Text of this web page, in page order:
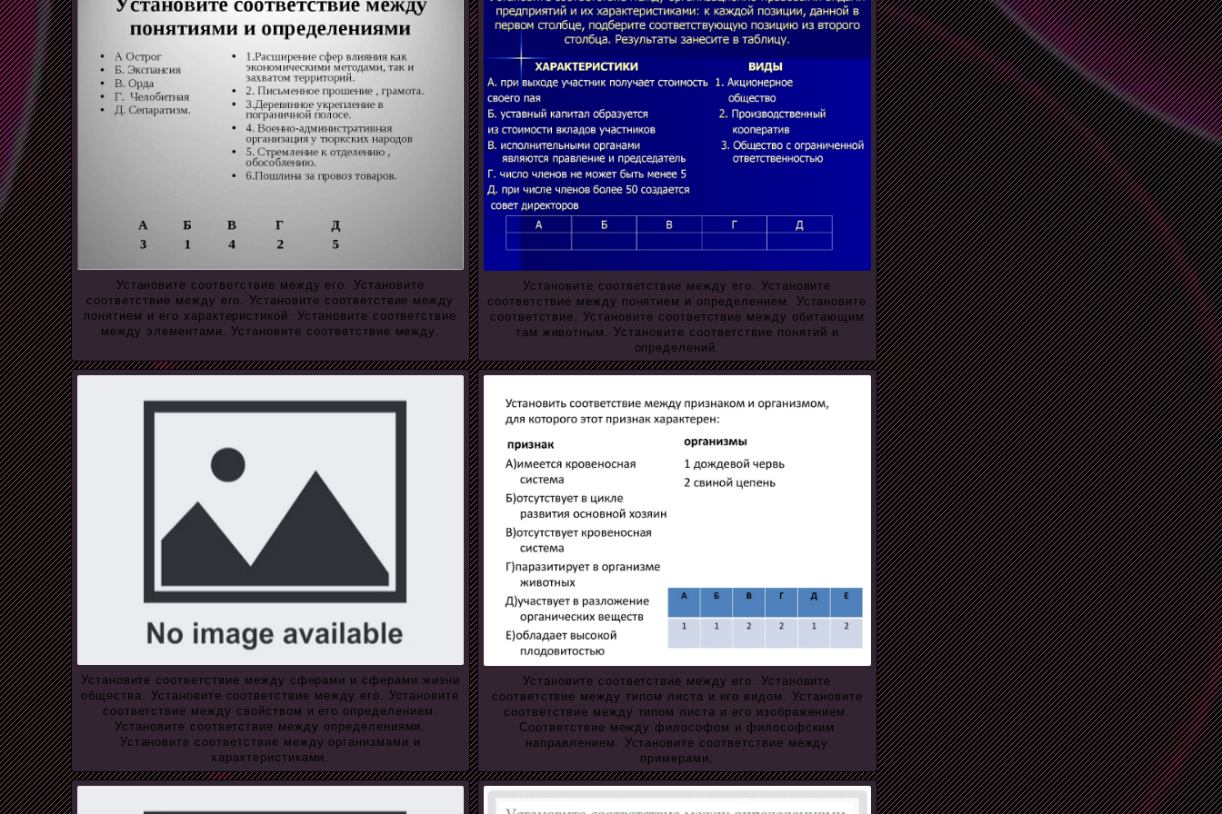
Установите соответствие между его. Установите
соответствие между его. Установите соответствие между
понятием и его характеристикой. Установите соответствие
между элементами. Установите соответствие между.
Установите соответствие между его. Установите
соответствие между понятием и определением. Установите
соответствие. Установите соответствие между обитающим
там животным. Установите соответствие понятий и
определений.
Установите соответствие между сферами и сферами жизни
общества. Установите соответствие между его. Установите
соответствие между свойством и его определением.
Установите соответствие между определениями.
Установите соответствие между организмами и
характеристиками.
Установите соответствие между его. Установите
соответствие между типом листа и его видом. Установите
соответствие между типом листа и его изображением.
Соответствие между философом и философским
направлением. Установите соответствие между
примерами.